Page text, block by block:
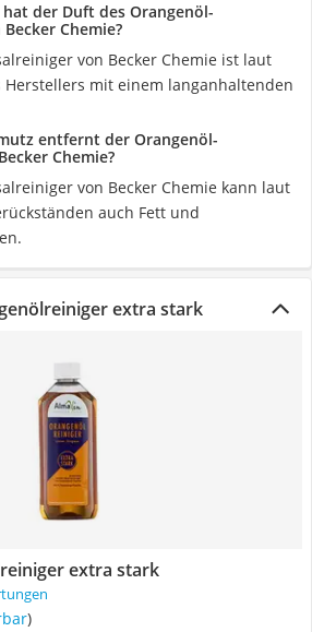
der Duft des Orangenöl-
Chemie?
von Becker Chemie ist laut
mit einem langanhaltenden
entfernt der Orangenöl-
Chemie?
von Becker Chemie kann laut
auch Fett und
extra stark
extra stark
)